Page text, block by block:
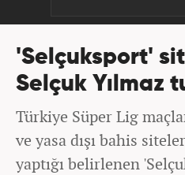
'Selçuksport'
Selçuk Yılmaz
Türkiye Süper Lig
ve yasa dışı bahis
yaptığı belirlenen